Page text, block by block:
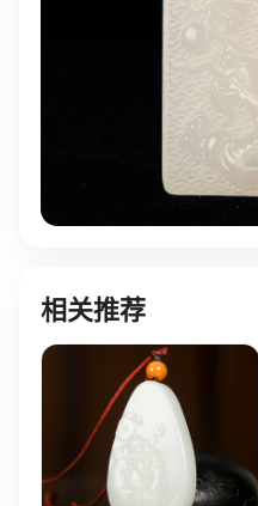
相关推荐